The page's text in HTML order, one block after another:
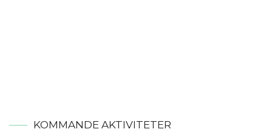
KOMMANDE AKTIVITETER